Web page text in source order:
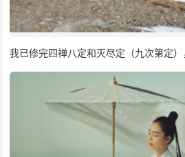
我已修完四禅八定和灭尽定（九次第定